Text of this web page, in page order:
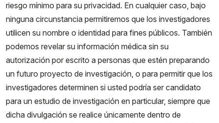
riesgo mínimo para su privacidad. En cualquier caso, bajo
ninguna circunstancia permitiremos que los investigadores
utilicen su nombre o identidad para fines públicos. También
podemos revelar su información médica sin su
autorización por escrito a personas que estén preparando
un futuro proyecto de investigación, o para permitir que los
investigadores determinen si usted podría ser candidato
para un estudio de investigación en particular, siempre que
dicha divulgación se realice únicamente dentro de